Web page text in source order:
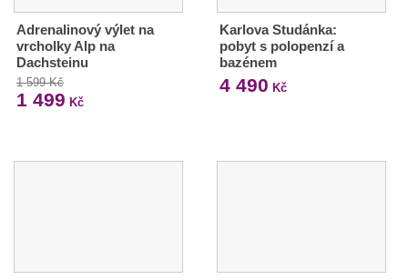
Adrenalinový výlet na
vrcholky Alp na
Dachsteinu
1 599 Kč
1 499 Kč
Karlova Studánka:
pobyt s polopenzí a
bazénem
4 490 Kč